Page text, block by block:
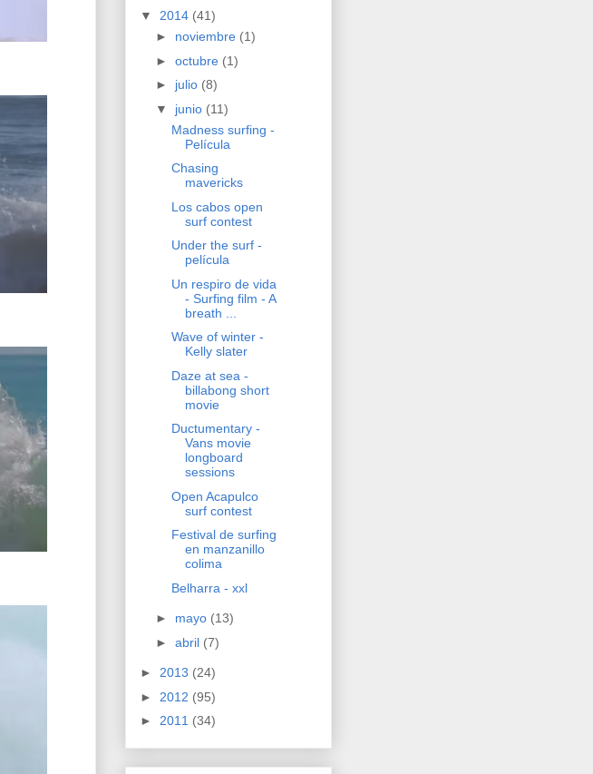
▼ 2014 (41)
► noviembre (1)
► octubre (1)
► julio (8)
▼ junio (11)
Madness surfing -
Película
Chasing
mavericks
Los cabos open
surf contest
Under the surf -
película
Un respiro de vida
- Surfing film - A
breath ...
Wave of winter -
Kelly slater
Daze at sea -
billabong short
movie
Ductumentary -
Vans movie
longboard
sessions
Open Acapulco
surf contest
Festival de surfing
en manzanillo
colima
Belharra - xxl
► mayo (13)
► abril (7)
► 2013 (24)
► 2012 (95)
► 2011 (34)